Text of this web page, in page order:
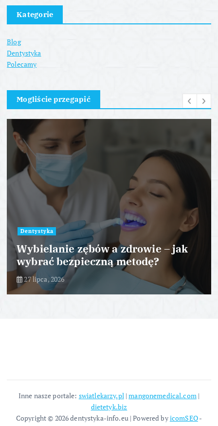
Kategorie
Blog
Dentystyka
Polecamy
Mogliście przegapić
Dentystyka
Wybielanie zębów a zdrowie – jak
wybrać bezpieczną metodę?
27 lipca, 2026
Inne nasze portale: swiatlekarzy.pl|mangonemedical.com|
dietetyk.biz
Copyright © 2026 dentystyka-info.eu | Powered byicomSEO-